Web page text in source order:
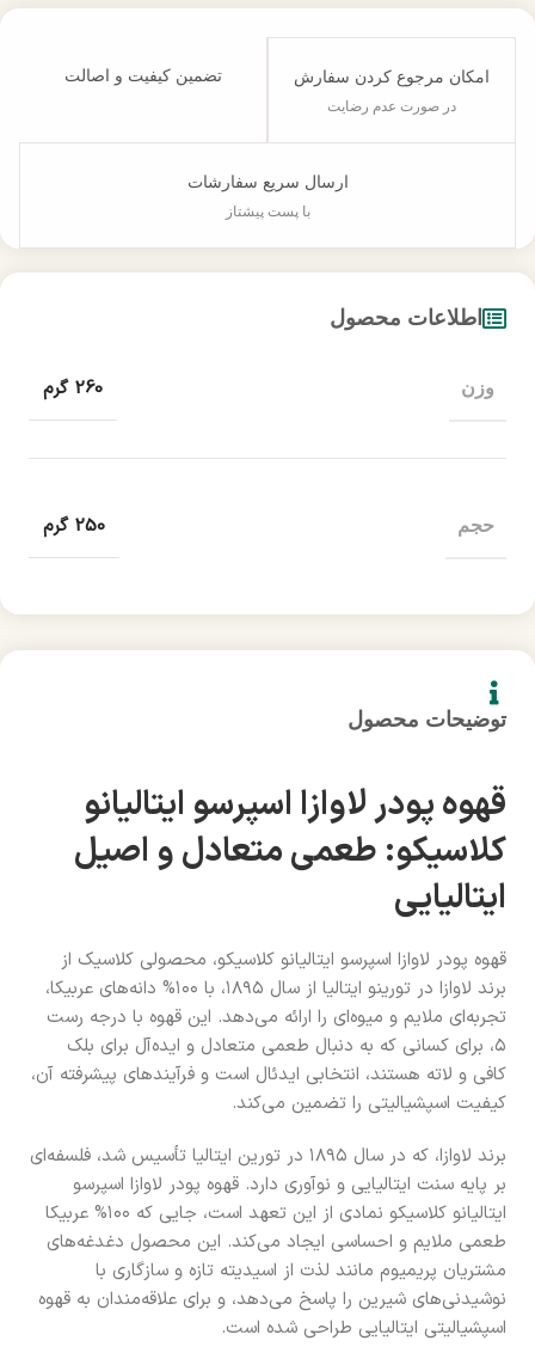
امکان مرجوع کردن سفارش
در صورت عدم رضایت
تضمین کیفیت و اصالت
ارسال سریع سفارشات
با پست پیشتاز
توضیحات محصول
قهوه پودر لاوازا اسپرسو ایتالیانو
کلاسیکو: طعمی متعادل و اصیل
ایتالیایی
قهوه پودر لاوازا اسپرسو ایتالیانو کلاسیکو، محصولی کلاسیک از
برند لاوازا در تورینو ایتالیا از سال ۱۸۹۵، با ۱۰۰% دانه‌های عربیکا،
تجربه‌ای ملایم و میوه‌ای را ارائه می‌دهد. این قهوه با درجه رست
۵، برای کسانی که به دنبال طعمی متعادل و ایده‌آل برای بلک
کافی و لاته هستند، انتخابی ایدئال است و فرآیندهای پیشرفته آن،
کیفیت اسپشیالیتی را تضمین می‌کند.
برند لاوازا، که در سال ۱۸۹۵ در تورین ایتالیا تأسیس شد، فلسفه‌ای
بر پایه سنت ایتالیایی و نوآوری دارد. قهوه پودر لاوازا اسپرسو
ایتالیانو کلاسیکو نمادی از این تعهد است، جایی که ۱۰۰% عربیکا
طعمی ملایم و احساسی ایجاد می‌کند. این محصول دغدغه‌های
مشتریان پریمیوم مانند لذت از اسیدیته تازه و سازگاری با
نوشیدنی‌های شیرین را پاسخ می‌دهد، و برای علاقه‌مندان به قهوه
اسپشیالیتی ایتالیایی طراحی شده است.
اطلاعات محصول
وزن 260 گرم
حجم 250 گرم